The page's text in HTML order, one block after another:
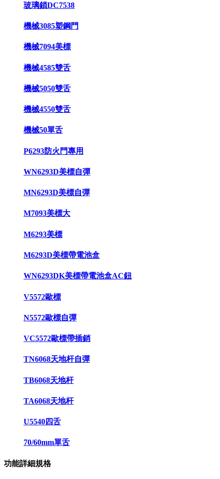
玻璃鎖DC7538
機械3085塑鋼門
機械7094美標
機械4585雙舌
機械5050雙舌
機械4550雙舌
機械50單舌
P6293防火門專用
WN6293D美標自彈
MN6293D美標自彈
M7093美標大
M6293美標
M6293D美標帶電池盒
WN6293DK美標帶電池盒AC鈕
V5572歐標
N5572歐標自彈
VC5572歐標帶插銷
TN6068天地杆自彈
TB6068天地杆
TA6068天地杆
U5540四舌
70/60mm單舌
功能詳細規格